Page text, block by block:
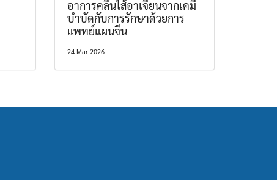
อาการคลื่นไส้อาเจียนจากเคมี
บำบัดกับการรักษาด้วยการ
แพทย์แผนจีน
24 Mar 2026